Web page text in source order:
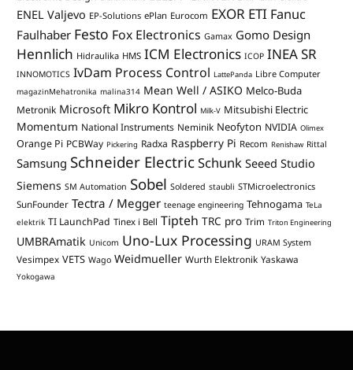
ENEL Valjevo EP-Solutions ePlan Eurocom EXOR ETI Fanuc
Faulhaber Festo Fox Electronics Gamax Gomo Design
Hennlich Hidraulika HMS ICM Electronics ICOP INEA SR
INNOMOTICS IvDam Process Control LattePanda Libre Computer
magazinMehatronika malina314 Mean Well / ASIKO Melco-Buda
Metronik Microsoft Mikro Kontrol Milk-V Mitsubishi Electric
Momentum National Instruments Neminik Neofyton NVIDIA Olimex
Orange Pi PCBWay Pickering Radxa Raspberry Pi Recom Renishaw Rittal
Samsung Schneider ElectricSchunk Seeed Studio
Siemens SM Automation Sobel Soldered staubli STMicroelectronics
SunFounder Tectra / Megger teenage engineering Tehnogama TeLa
elektrik TI LaunchPad Tinex i Bell Tipteh TRC pro Trim Triton Engineering
UMBRAmatik Unicom Uno-Lux Processing URAM System
Vesimpex VETS Wago Weidmueller Wurth Elektronik Yaskawa
Yokogawa